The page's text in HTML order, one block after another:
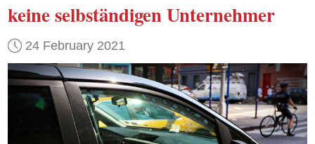
keine selbständigen Unternehmer
24 February 2021